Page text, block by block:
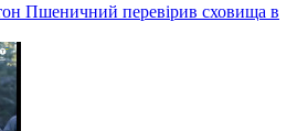
Пшеничний перевірив сховища в